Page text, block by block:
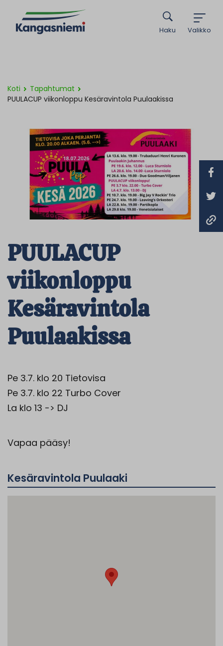
Valikko
Haku
Koti
Tapahtumat
PUULACUP viikonloppu Kesäravintola Puulaakissa
PUULACUP
viikonloppu
Kesäravintola
Puulaakissa
Pe 3.7. klo 20 Tietovisa
Pe 3.7. klo 22 Turbo Cover
La klo 13 -> DJ
Vapaa pääsy!
Kesäravintola Puulaaki